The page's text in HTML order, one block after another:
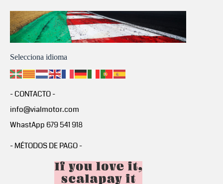
Selecciona idioma
- CONTACTO -
info@vialmotor.com
WhastApp 679 541 918
- MÉTODOS DE PAGO -